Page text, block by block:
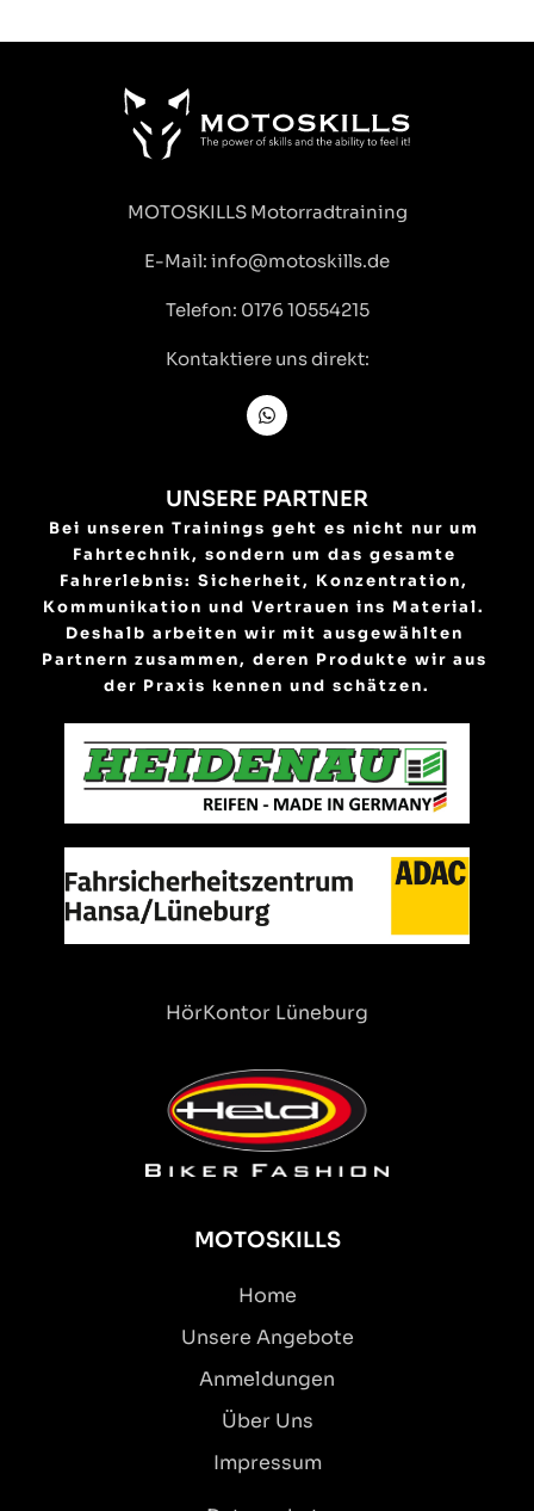
MOTOSKILLS Motorradtraining
E-Mail: info@motoskills.de
Telefon: 0176 10554215
Kontaktiere uns direkt:
UNSERE PARTNER
Bei unseren Trainings geht es nicht nur um
Fahrtechnik, sondern um das gesamte
Fahrerlebnis: Sicherheit, Konzentration,
Kommunikation und Vertrauen ins Material.
Deshalb arbeiten wir mit ausgewählten
Partnern zusammen, deren Produkte wir aus
der Praxis kennen und schätzen.
HörKontor Lüneburg
MOTOSKILLS
Home
Unsere Angebote
Anmeldungen
Über Uns
Impressum